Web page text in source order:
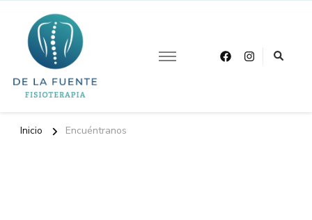
Otro sitio realizado con WordPress
Inicio Encuéntranos